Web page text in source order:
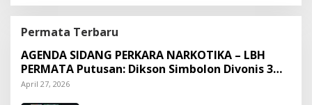
Permata Terbaru
AGENDA SIDANG PERKARA NARKOTIKA – LBH
PERMATA Putusan: Dikson Simbolon Divonis 3
Tahun Penjara
April 27, 2026